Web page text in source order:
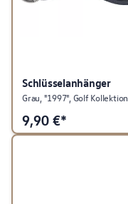
Schlüsselanhänger
Grau, "1997", Golf Kollektion
9,90 €*